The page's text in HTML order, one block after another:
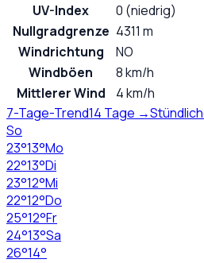
UV-Index
0 (niedrig)
Nullgradgrenze 4311 m
Windrichtung
NO
Windböen
8 km/h
Mittlerer Wind
4 km/h
7-Tage-Trend14 Tage →
So
23°13°Mo
22°13°Di
23°12°Mi
22°12°Do
25°12°Fr
24°13°Sa
26°14°